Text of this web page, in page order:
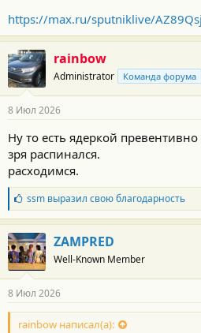
https://max.ru/sputniklive/
rainbow
Administrator Команда форума
8 Июл 2026
Ну то есть ядеркой
зря распинался.
расходимся.
Б
л
а
г
о
д
а
н
о
с
ssmвыразил свою благодарность
ZAMPRED
Well-Known Member
8 Июл 2026
rainbow написал(а):